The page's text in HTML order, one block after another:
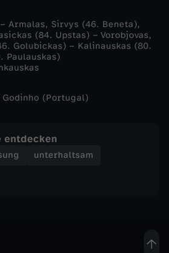
Armalas, Sirvys (46. Beneta),
(84. Upstas) – Vorobjovas,
Golubickas) – Kalinauskas (80.
Paulauskas)
Godinho (Portugal)
entdecken
unterhaltsam